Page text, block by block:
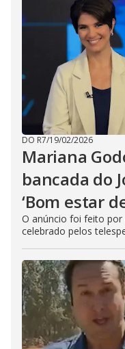
DO R7/19/02/2026
Mariana
bancada do
‘Bom estar
O anúncio foi feito por
celebrado pelos